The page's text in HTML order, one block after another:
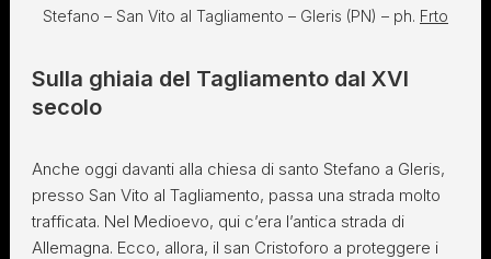
Stefano – San Vito al Tagliamento – Gleris (PN) – ph. Frto
Sulla ghiaia del Tagliamento dal XVI
secolo
Anche oggi davanti alla chiesa di santo Stefano a Gleris,
presso San Vito al Tagliamento, passa una strada molto
trafficata. Nel Medioevo, qui c’era l’antica strada di
Allemagna. Ecco, allora, il san Cristoforo a proteggere i